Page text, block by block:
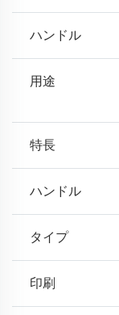
ハンドル
用途
特長
ハンドル
タイプ
印刷